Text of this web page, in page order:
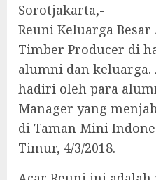
Sorotjakarta,-
Reuni Keluarga
Timber Producer di
alumni dan
hadiri oleh para
Manager yang
di Taman Mini
Timur, 4/3/2018.